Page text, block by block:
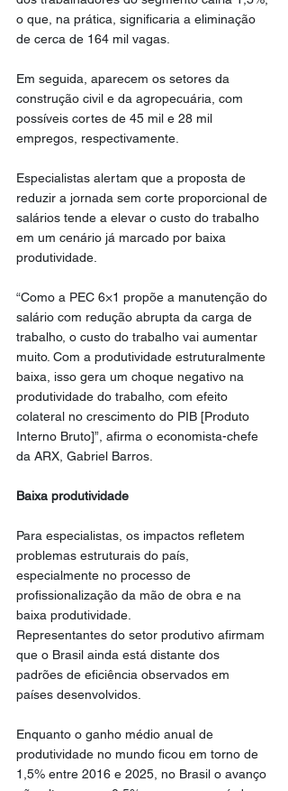
o que, na prática, significaria a eliminação
de cerca de 164 mil vagas.
Em seguida, aparecem os setores da
construção civil e da agropecuária, com
possíveis cortes de 45 mil e 28 mil
empregos, respectivamente.
Especialistas alertam que a proposta de
reduzir a jornada sem corte proporcional de
salários tende a elevar o custo do trabalho
em um cenário já marcado por baixa
produtividade.
“Como a PEC 6×1 propõe a manutenção do
salário com redução abrupta da carga de
trabalho, o custo do trabalho vai aumentar
muito. Com a produtividade estruturalmente
baixa, isso gera um choque negativo na
produtividade do trabalho, com efeito
colateral no crescimento do PIB [Produto
Interno Bruto]”, afirma o economista-chefe
da ARX, Gabriel Barros.
Baixa produtividade
Para especialistas, os impactos refletem
problemas estruturais do país,
especialmente no processo de
profissionalização da mão de obra e na
baixa produtividade.
Representantes do setor produtivo afirmam
que o Brasil ainda está distante dos
padrões de eficiência observados em
países desenvolvidos.
Enquanto o ganho médio anual de
produtividade no mundo ficou em torno de
1,5% entre 2016 e 2025, no Brasil o avanço